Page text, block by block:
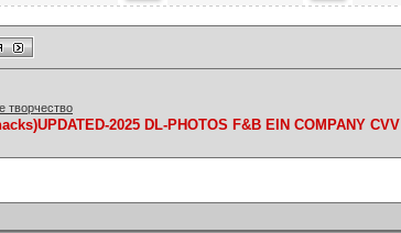
творчество
2025 DL-PHOTOS F&B EIN COMPANY CVV